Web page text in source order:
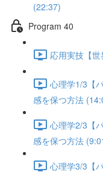
(22:37)
Program 40
応用実技【
心理学1/3【
感を保つ方法
心理学2/3【
感を保つ方法
心理学3/3【